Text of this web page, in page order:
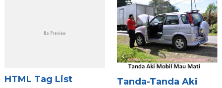
HTML Tag List
Tanda-Tanda Aki